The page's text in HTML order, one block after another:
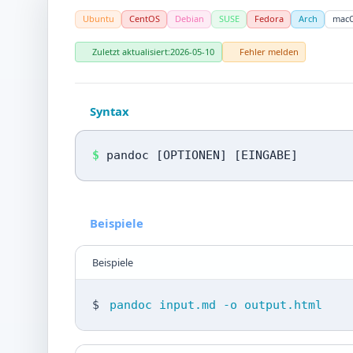
Ubuntu CentOS Debian SUSE Fedora Arch
Zuletzt aktualisiert:2026-05-10 Fehler melden
Syntax
$ pandoc [OPTIONEN] [EINGABE]
Beispiele
Beispiele
$ pandoc input.md -o output.html